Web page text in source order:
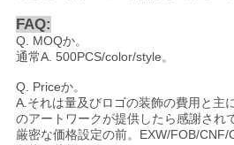
FAQ:
Q. MOQか。
通常A. 500PCS/color/style。
Q. Priceか。
A.それは量及びロゴの装飾の費用と主
のアートワークが提供したら感謝され
厳密な価格設定の前。EXW/FOB/